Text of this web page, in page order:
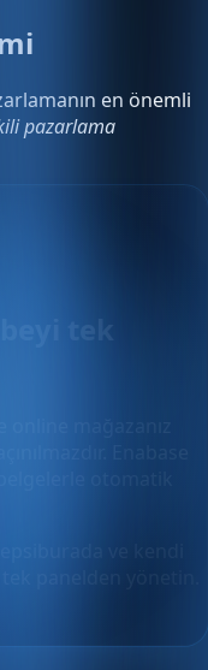
en önemli
pazarlama
tek
mağazanız
Enabase
otomatik
ve kendi
panelden yönetin.